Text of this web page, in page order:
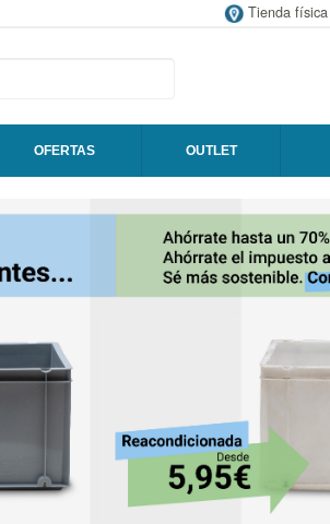
Tienda física
OFERTAS OUTLET